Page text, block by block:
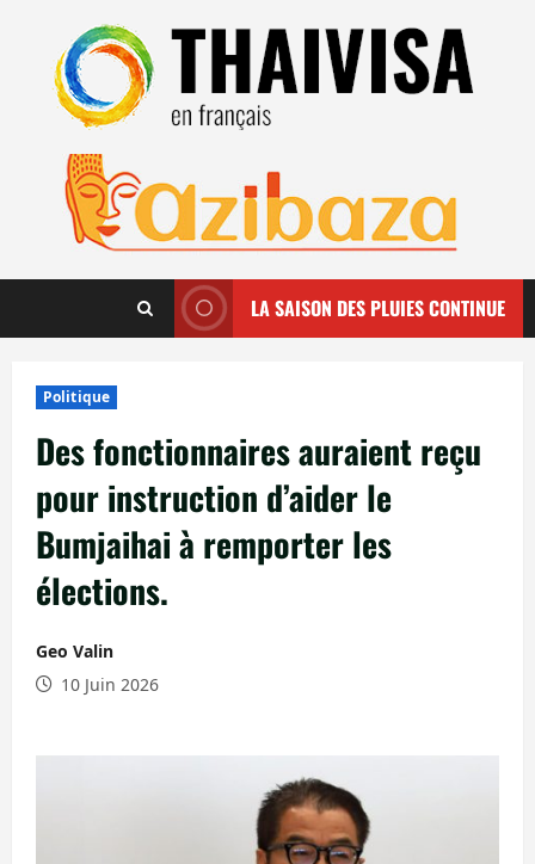
contenu
LA SAISON DES PLUIES CONTINUE
Politique
Des fonctionnaires auraient reçu
pour instruction d’aider le
Bumjaihai à remporter les
élections.
Geo Valin
10 Juin 2026